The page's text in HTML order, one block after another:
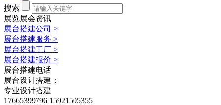
搜索
展览展会资讯
展台搭建公司 >
展台搭建服务 >
展台搭建工厂 >
展台搭建报价 >
展台搭建电话
展台设计搭建：
专业设计搭建
17665399796 15921505355